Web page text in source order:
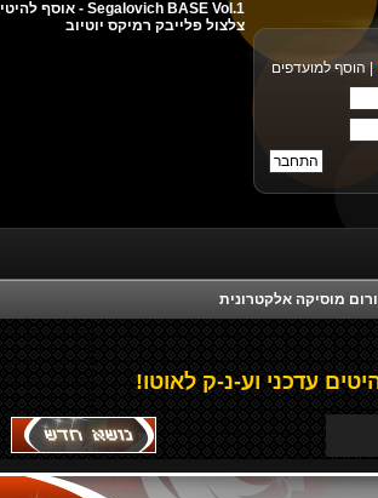
הוסף למועדפים
צלצול פלייבק רמיקס יוטיוב
מוסיקה אלקטרונית